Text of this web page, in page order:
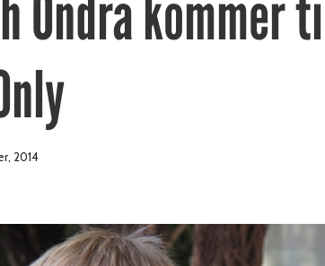
Ondra kommer
2014